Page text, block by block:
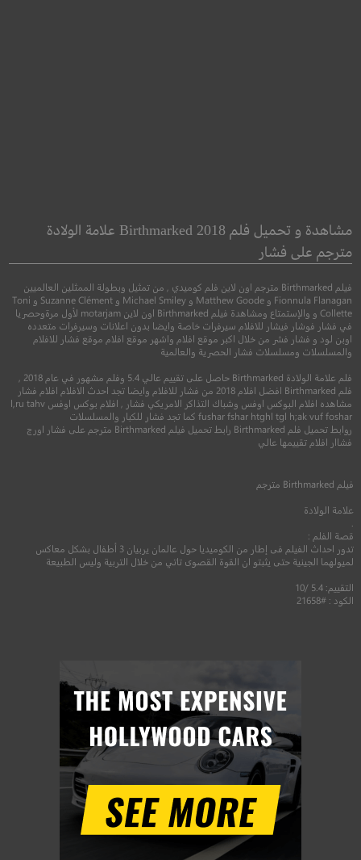
الكذب والسرقة
5.2
كعكة
6.5
مشاهدة و تحميل فلم Birthmarked 2018 علامة الولادة
مترجم على فشار
فيلم Birthmarked مترجم اون لاين فلم كوميدي , من تمثيل وبطولة الممثلين العالميين
Fionnula Flanagan و Matthew Goode و Michael Smiley و Suzanne Clément و Toni
Collette و والإستمتاع ومشاهدة فيلم Birthmarked اون لاين motarjam لأول مرةوحصريا
في فشار فوشار فيشار للافلام سيرفرات خاصة وايضا بدون اعلانات وسيرفرات متعدده
اوبن لود و فشار فشر من خلال اكبر موقع افلام واشهر موقع افلام موقع فشار للافلام
والمسلسلات ومسلسلات فشار الحصرية والعالمية
فلم Birthmarked افضل افلام 2018 من فشار للافلام وايضا تجد احدث الافلام افلام فشار
مشاهده افلام البوكس اوفس وشباك التذاكر الامريكي فشار , افلام بوكس اوفس l,ru tahv
fushar fshar htghl tgl h;ak vuf foshar كما تجد فشار للكبار والمسلسلات
روابط تحميل فلم Birthmarked رابط تحميل فيلم Birthmarked مترجم على فشار اورج
فشاار افلام تقييمها عالي
فيلم Birthmarked مترجم
علامة الولادة
قصة الفلم :
تدور احداث الفيلم فى إطار من الكوميديا حول عالمان يربيان 3 أطفال بشكل معاكس
لميولهما الجينية حتى يثبتو ان القوة القصوى تاتي من خلال التربية وليس الطبيعة
التقييم: 5.4 /10
الكود : #21658